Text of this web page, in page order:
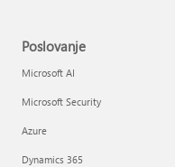
Poslovanje
Microsoft AI
Microsoft Security
Azure
Dynamics 365